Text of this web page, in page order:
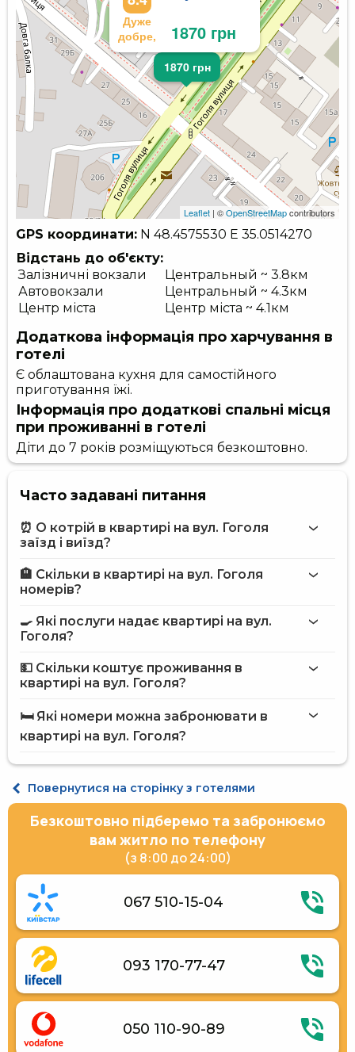
1870 грн
Дуже
добре,
1870 грн
Leaflet | ©OpenStreetMapcontributors
GPS координати: N 48.4575530 E 35.0514270
Відстань до об'єкту:
Залізничні вокзали
Центральный ~ 3.8км
Автовокзали
Центральный ~ 4.3км
Центр міста
Центр міста ~ 4.1км
Додаткова інформація про харчування в
готелі
Є облаштована кухня для самостійного
приготування їжі.
Інформація про додаткові спальні місця
при проживанні в готелі
Діти до 7 років розміщуються безкоштовно.
Часто задавані питання
⏰ О котрій в квартирі на вул. Гоголя
заїзд і виїзд?
Більше інформації про Квартира на вул. Гоголя
🏨 Скільки в квартирі на вул. Гоголя
номерів?
на сайті
🍳 Які послуги надає квартирі на вул.
Гоголя?
Інтернет
Автостоянка
Джакузі
Гідромасажна ванна
💵 Скільки коштує проживання в
квартирі на вул. Гоголя?
на сайті Hotels24.ua
🛏️ Які номери можна забронювати в
квартирі на вул. Гоголя?
Люкс 4-місний Двокімнатні VIP
Повернутися на сторінку з готелями
Безкоштовно підберемо та забронюємо
вам житло по телефону
(з 8:00 до 24:00)
067 510-15-04
093 170-77-47
050 110-90-89